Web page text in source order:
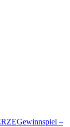
Gewinnspiel –